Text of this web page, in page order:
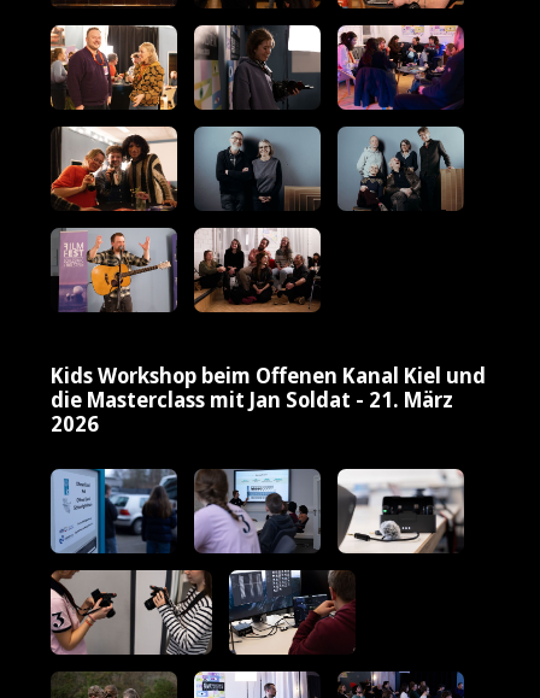
Kids Workshop beim Offenen Kanal Kiel und
die Masterclass mit Jan Soldat - 21. März
2026